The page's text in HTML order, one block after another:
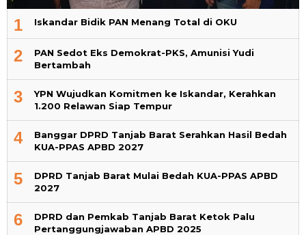
1 Iskandar Bidik PAN Menang Total di OKU
2
PAN Sedot Eks Demokrat-PKS, Amunisi Yudi
Bertambah
3
YPN Wujudkan Komitmen ke Iskandar, Kerahkan
1.200 Relawan Siap Tempur
4
Banggar DPRD Tanjab Barat Serahkan Hasil Bedah
KUA-PPAS APBD 2027
5
DPRD Tanjab Barat Mulai Bedah KUA-PPAS APBD
2027
6
DPRD dan Pemkab Tanjab Barat Ketok Palu
Pertanggungjawaban APBD 2025